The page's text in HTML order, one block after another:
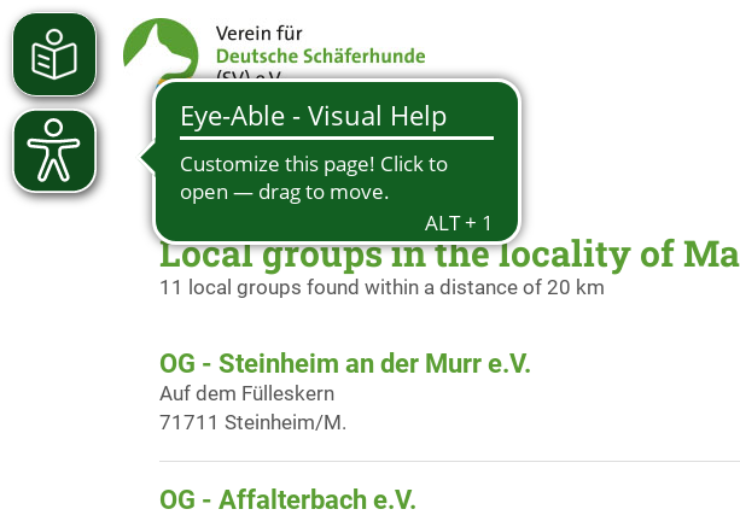
Local groups in the locality of
11 local groups found within a distance of 20 km
OG - Steinheim an der Murr e.V.
Auf dem Fülleskern
71711 Steinheim/M.
OG - Affalterbach e.V.